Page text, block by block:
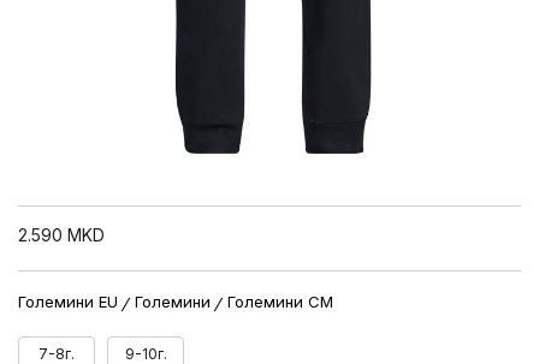
2.590 MKD
Големини EU Големини Големини CM
7-8г. 9-10г.